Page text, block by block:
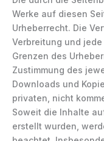
Werke auf diesen
Urheberrecht. Die
Verbreitung und
Grenzen des
Zustimmung des
Downloads und
privaten, nicht
Soweit die Inhalte
erstellt wurden,